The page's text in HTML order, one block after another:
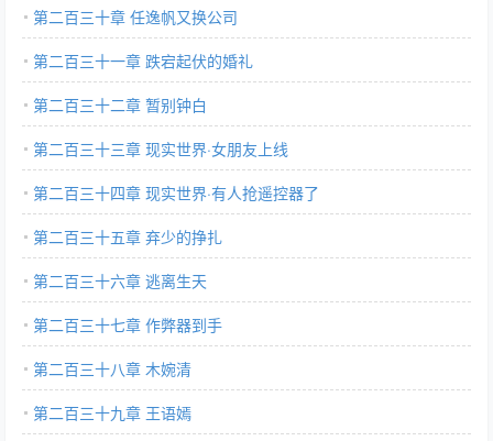
第二百三十章 任逸帆又换公司
第二百三十一章 跌宕起伏的婚礼
第二百三十二章 暂别钟白
第二百三十三章 现实世界·女朋友上线
第二百三十四章 现实世界·有人抢遥控器了
第二百三十五章 弃少的挣扎
第二百三十六章 逃离生天
第二百三十七章 作弊器到手
第二百三十八章 木婉清
第二百三十九章 王语嫣